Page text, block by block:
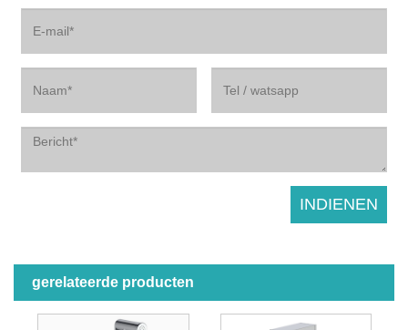
gerelateerde producten